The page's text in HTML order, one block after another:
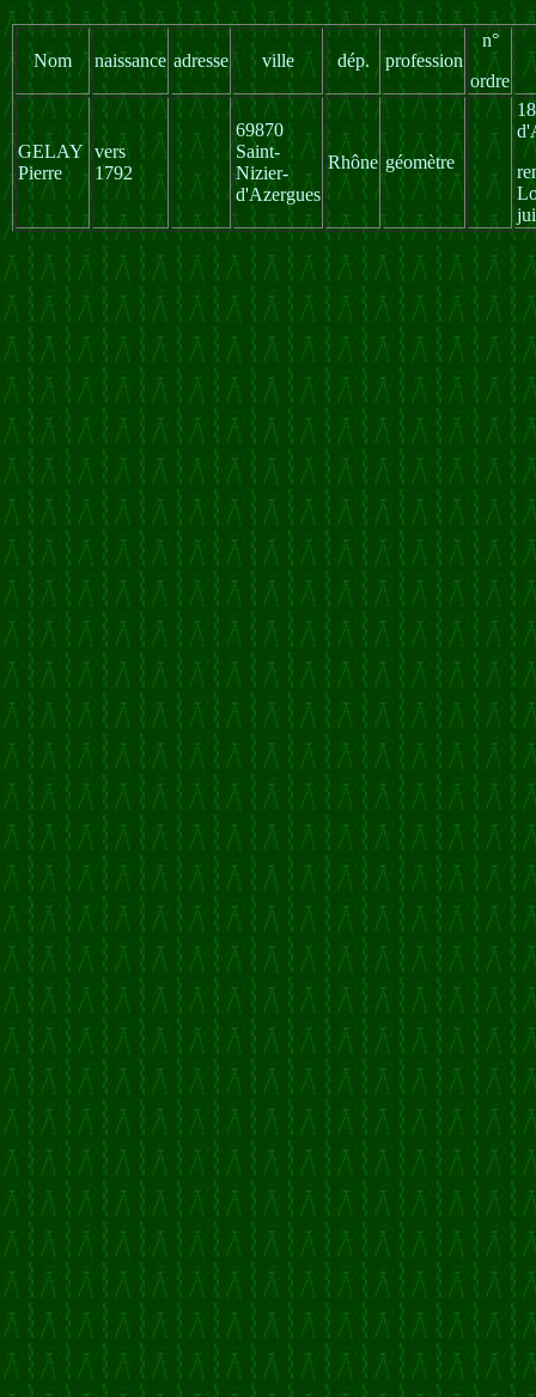
Nom naissance adresse ville dép. profession
n°
ordre
GELAY
Pierre
vers
1792
69870
Saint-
Nizier-
d'Azergues
Rhône géomètre